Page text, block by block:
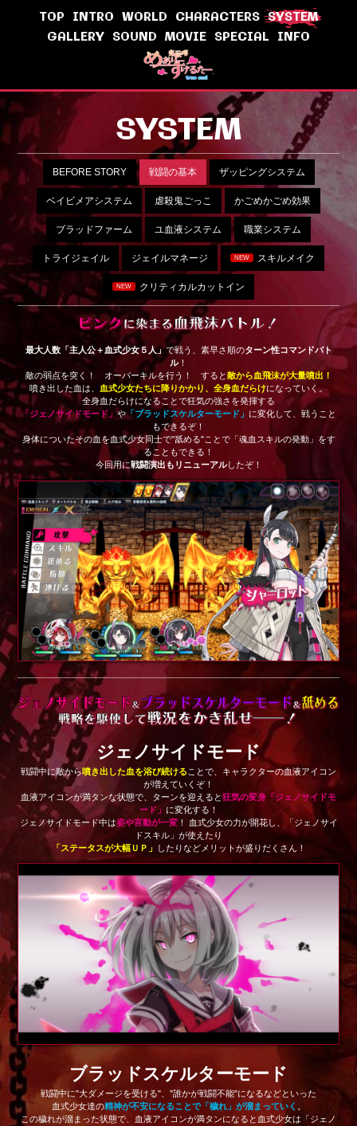
TOP INTRO WORLD CHARACTERS SYSTEM
GALLERY SOUND MOVIE SPECIAL INFO
SYSTEM
BEFORE STORY 戦闘の基本 ザッピングシステム
ベイビメアシステム 虐殺鬼ごっこ かごめかごめ効果
ブラッドファーム ユ血液システム 職業システム
トライジェイル ジェイルマネージ NEW スキルメイク
NEW クリティカルカットイン
最大人数「主人公＋血式少女５人」で戦う、素早さ順のターン性コマンドバト
ル！
敵の弱点を突く！ オーバーキルを行う！ すると敵から血飛沫が大量噴出！
噴き出した血は、 血式少女たちに降りかかり、全身血だらけになっていく。
全身血だらけになることで狂気の強さを発揮する
「ジェノサイドモード」や「ブラッドスケルターモード」 に変化して、戦うこと
もできるぞ！
身体についたその血を血式少女同士で"舐める"ことで「魂血スキルの発動」をす
ることもできる！
今回用に戦闘演出もリニューアルしたぞ！
ジェノサイドモード
戦闘中に敵から噴き出した血を浴び続ける ことで、キャラクターの血液アイコン
が増えていくぞ！
血液アイコンが満タンな状態で、ターンを迎えると狂気の変身「ジェノサイドモ
ード」 に変化する！
ジェノサイドモード中は姿や言動が一変！ 血式少女の力が開花し、「ジェノサイ
ドスキル」が使えたり
「ステータスが大幅ＵＰ」
したりなどメリットが盛りだくさん！
ブラッドスケルターモード
戦闘中に"大ダメージを受ける"、"誰かが戦闘不能"になるなどといった
血式少女達の精神が不安になることで「穢れ」が溜まっていく 。
この穢れが溜まった状態で、血液アイコンが満タンになると血式少女は「ジェノ